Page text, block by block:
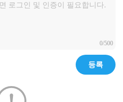
0/500
등록